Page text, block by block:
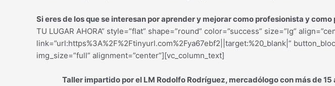
Si eres de los que se interesan por aprender y mejorar como profesionista y
TU LUGAR AHORA” style=”flat” shape=”round” color=”success” size=”lg”
link=”url:https%3A%2F%2Ftinyurl.com%2Fya67ebf2||target:%20_blank|”
img_size=”full” alignment=”center”][vc_column_text]
Taller impartido por el LM Rodolfo Rodríguez, mercadólogo con más de